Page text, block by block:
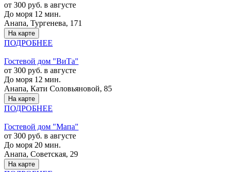
от 300 руб. в августе
До моря 12 мин.
Анапа, Тургенева, 171
На карте
ПОДРОБНЕЕ
Гостевой дом "ВиТа"
от 300 руб. в августе
До моря 12 мин.
Анапа, Кати Соловьяновой, 85
На карте
ПОДРОБНЕЕ
Гостевой дом "Мапа"
от 300 руб. в августе
До моря 20 мин.
Анапа, Советская, 29
На карте